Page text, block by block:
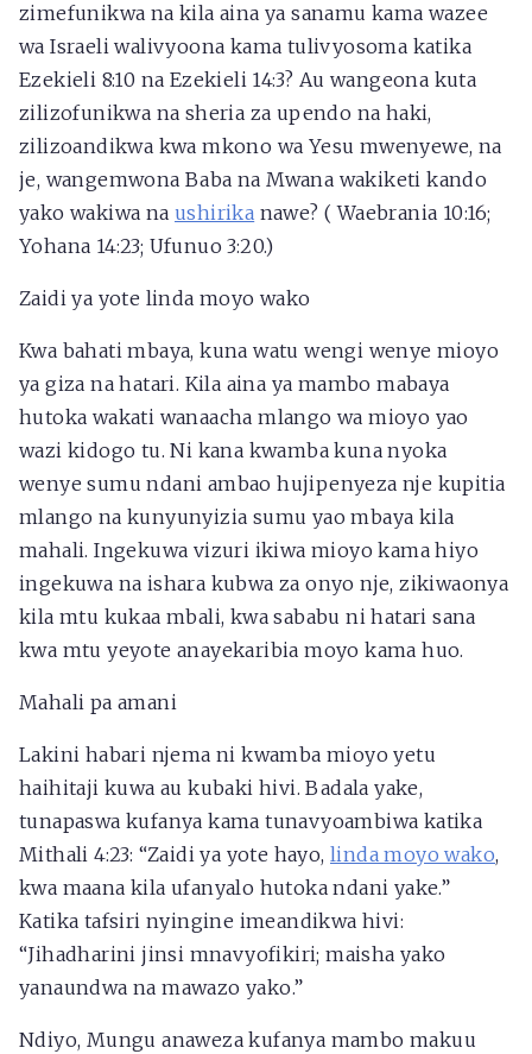
zimefunikwa na kila aina ya sanamu kama wazee
wa Israeli walivyoona kama tulivyosoma katika
Ezekieli 8:10 na Ezekieli 14:3? Au wangeona kuta
zilizofunikwa na sheria za upendo na haki,
zilizoandikwa kwa mkono wa Yesu mwenyewe, na
je, wangemwona Baba na Mwana wakiketi kando
yako wakiwa naushirika nawe? ( Waebrania 10:16;
Yohana 14:23; Ufunuo 3:20.)
Zaidi ya yote linda moyo wako
Kwa bahati mbaya, kuna watu wengi wenye mioyo
ya giza na hatari. Kila aina ya mambo mabaya
hutoka wakati wanaacha mlango wa mioyo yao
wazi kidogo tu. Ni kana kwamba kuna nyoka
wenye sumu ndani ambao hujipenyeza nje kupitia
mlango na kunyunyizia sumu yao mbaya kila
mahali. Ingekuwa vizuri ikiwa mioyo kama hiyo
ingekuwa na ishara kubwa za onyo nje, zikiwaonya
kila mtu kukaa mbali, kwa sababu ni hatari sana
kwa mtu yeyote anayekaribia moyo kama huo.
Mahali pa amani
Lakini habari njema ni kwamba mioyo yetu
haihitaji kuwa au kubaki hivi. Badala yake,
tunapaswa kufanya kama tunavyoambiwa katika
Mithali 4:23: “Zaidi ya yote hayo, linda moyo wako,
kwa maana kila ufanyalo hutoka ndani yake.”
Katika tafsiri nyingine imeandikwa hivi:
“Jihadharini jinsi mnavyofikiri; maisha yako
yanaundwa na mawazo yako.”
Ndiyo, Mungu anaweza kufanya mambo makuu